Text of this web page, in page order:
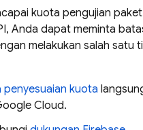
kuota pengujian
Anda dapat meminta
melakukan salah satu
penyesuaian kuota
Cloud.